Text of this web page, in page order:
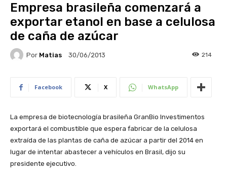
Empresa brasileña comenzará a
exportar etanol en base a celulosa
de caña de azúcar
Por Matias 30/06/2013 214
Facebook X WhatsApp
La empresa de biotecnología brasileña GranBio Investimentos
exportará el combustible que espera fabricar de la celulosa
extraída de las plantas de caña de azúcar a partir del 2014 en
lugar de intentar abastecer a vehículos en Brasil, dijo su
presidente ejecutivo.